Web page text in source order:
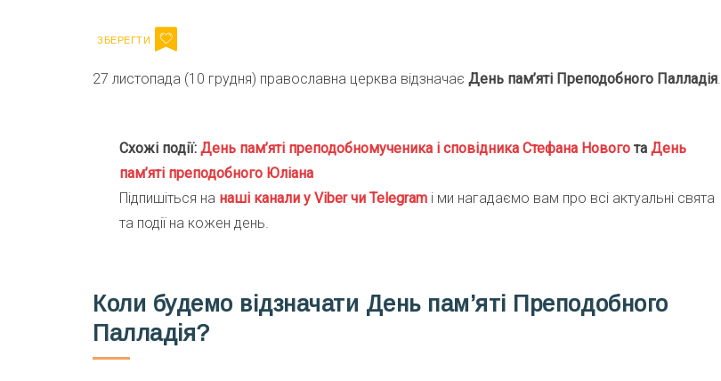
27 листопада (10 грудня) православна церква відзначає День пам’яті Преподобного Палладiя.
Схожі події: День пам’яті преподобномученика і сповідника Стефана Нового та День
пам’яті преподобного Юліана
Підпишіться на наші канали у Viber чи Telegram і ми нагадаємо вам про всі актуальні свята
та події на кожен день.
Коли будемо відзначати День пам’яті Преподобного
Палладiя?